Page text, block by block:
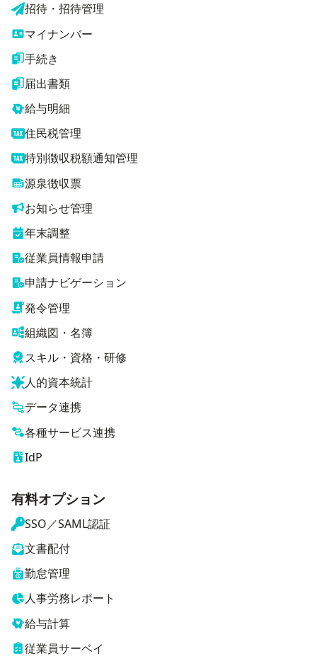
招待・招待管理
マイナンバー
手続き
届出書類
給与明細
住民税管理
特別徴収税額通知管理
源泉徴収票
お知らせ管理
年末調整
従業員情報申請
申請ナビゲーション
発令管理
組織図・名簿
スキル・資格・研修
人的資本統計
データ連携
各種サービス連携
IdP
有料オプション
SSO／SAML認証
文書配付
勤怠管理
人事労務レポート
給与計算
従業員サーベイ